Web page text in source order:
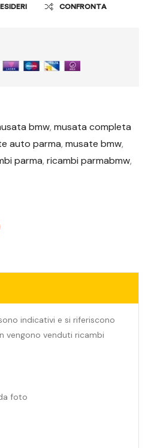
CONFRONTA
bmw, musata completa
auto parma, musate bmw,
parma, ricambi parmabmw,
indicativi e si riferiscono
vengono venduti ricambi
foto